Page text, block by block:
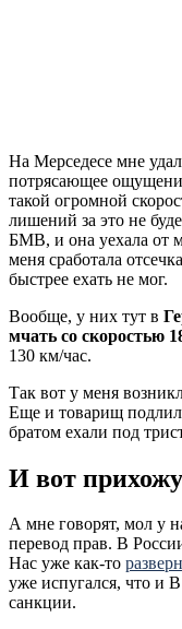
На Мерседесе мне
потрясающее
такой огромной
лишений за это не
БМВ, и она уехала от
меня сработала
быстрее ехать не мог.
Вообще, у них тут в
мчать со скоростью
130 км/час.
Так вот у меня
Еще и товарищ подлил
братом ехали под
И вот
А мне говорят, мол у
перевод прав. В
Нас уже как-то
уже испугался, что и
санкции.